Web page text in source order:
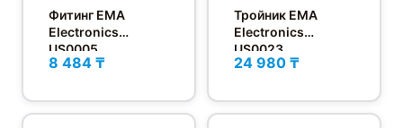
Фитинг EMA
Electronics
US0005
8 484 ₸
Тройник EMA
Electronics
US0023
24 980 ₸